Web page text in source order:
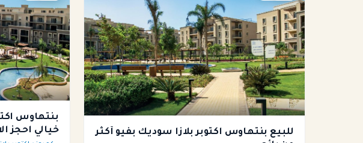
للبيع بنتهاوس اكتوبر بلازا سوديك بفيو أكثر
بنتهاوس
خيالي احجز